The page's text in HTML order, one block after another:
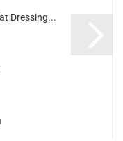
Dressing...